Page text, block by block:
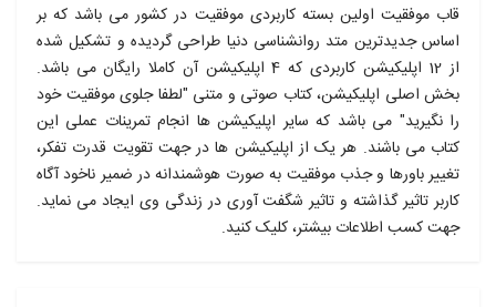
قاب موفقیت اولین بسته کاربردی موفقیت در کشور می باشد که بر
اساس جدیدترین متد روانشناسی دنیا طراحی گردیده و تشکیل شده
از 12 اپلیکیشن کاربردی که 4 اپلیکیشن آن کاملا رایگان می باشد.
بخش اصلی اپلیکیشن، کتاب صوتی و متنی "لطفا جلوی موفقیت خود
را نگیرید" می باشد که سایر اپلیکیشن ها انجام تمرینات عملی این
کتاب می باشند. هر یک از اپلیکیشن ها در جهت تقویت قدرت تفکر،
تغییر باورها و جذب موفقیت به صورت هوشمندانه در ضمیر ناخود آگاه
کاربر تاثیر گذاشته و تاثیر شگفت آوری در زندگی وی ایجاد می نماید.
جهت کسب اطلاعات بیشتر، کلیک کنید.